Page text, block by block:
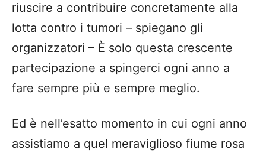
riuscire a contribuire concretamente alla
lotta contro i tumori – spiegano gli
organizzatori – È solo questa crescente
partecipazione a spingerci ogni anno a
fare sempre più e sempre meglio.
Ed è nell’esatto momento in cui ogni anno
assistiamo a quel meraviglioso fiume rosa